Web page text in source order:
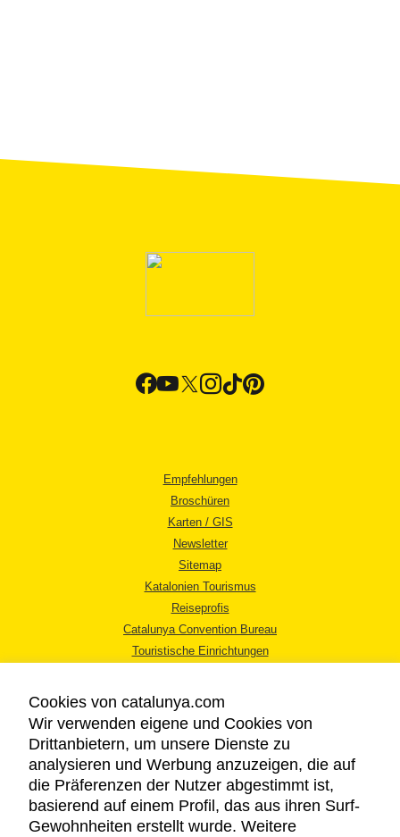
Empfehlungen
Broschüren
Karten / GIS
Newsletter
Sitemap
Katalonien Tourismus
Reiseprofis
Catalunya Convention Bureau
Touristische Einrichtungen
RECHTLICHER HINWEIS
DATENSCHUTZICHTLINIE
Cookies von catalunya.com
Wir verwenden eigene und Cookies von
Drittanbietern, um unsere Dienste zu
analysieren und Werbung anzuzeigen, die auf
die Präferenzen der Nutzer abgestimmt ist,
basierend auf einem Profil, das aus ihren Surf-
Gewohnheiten erstellt wurde. Weitere